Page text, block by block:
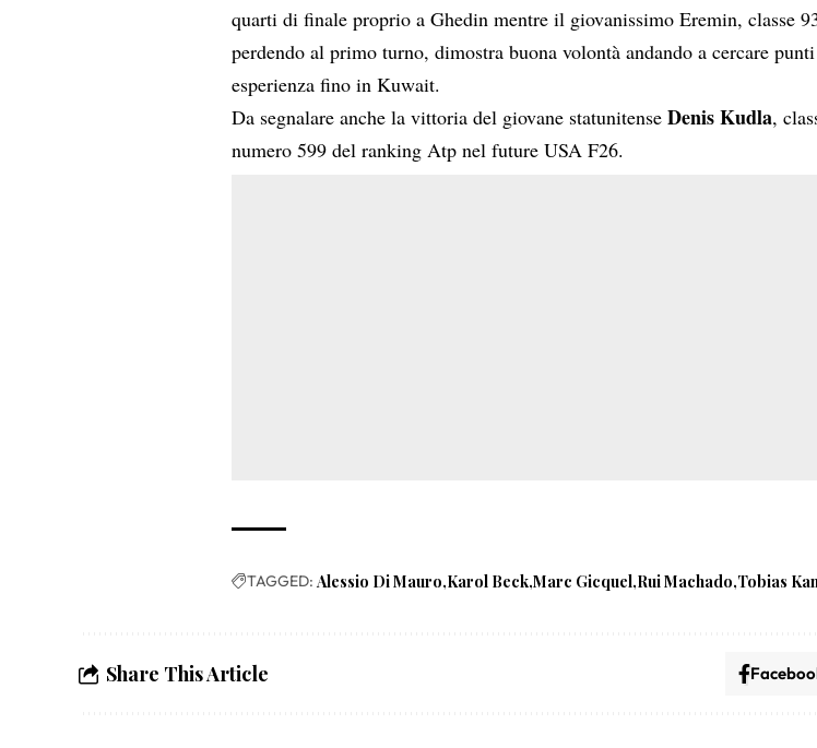
quarti di finale proprio a Ghedin mentre il giovanissimo Eremin, classe
perdendo al primo turno, dimostra buona volontà andando a cercare
esperienza fino in Kuwait.
Da segnalare anche la vittoria del giovane statunitenseDenis Kudla,
numero 599 del ranking Atp nel future USA F26.
TAGGED: Alessio Di Mauro Karol Beck Marc Gicquel Rui Machado Tobias
Share This Article